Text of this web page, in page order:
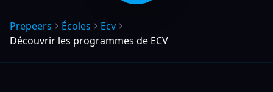
Prepeers Écoles
Ecv
Découvrir les programmes de ECV